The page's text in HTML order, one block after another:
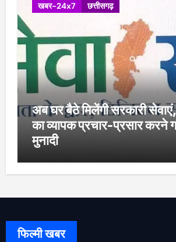
खबर-24x7 छत्तीसगढ़
अब घर बैठे मिलेंगी सरकारी
का व्यापक प्रचार-प्रसार करने
मुनादी
फिल्मी खबर